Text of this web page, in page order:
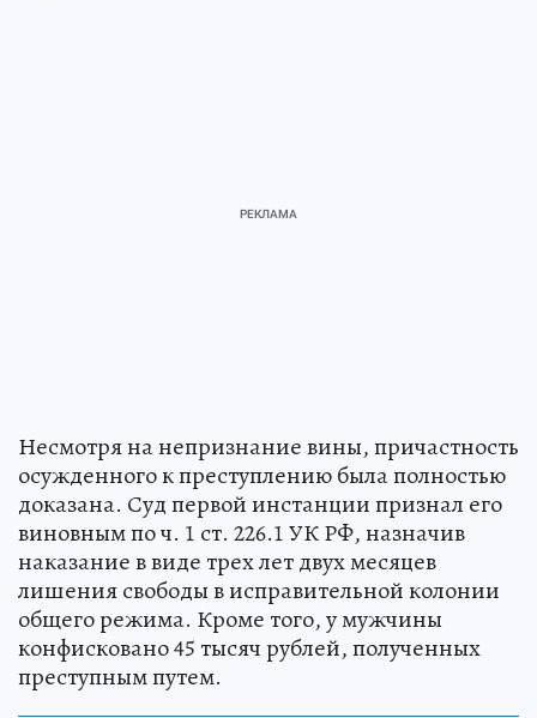
Несмотря на непризнание вины, причастность
осужденного к преступлению была полностью
доказана. Суд первой инстанции признал его
виновным по ч. 1 ст. 226.1 УК РФ, назначив
наказание в виде трех лет двух месяцев
лишения свободы в исправительной колонии
общего режима. Кроме того, у мужчины
конфисковано 45 тысяч рублей, полученных
преступным путем.